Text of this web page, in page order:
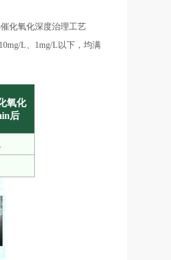
化氧化深度治理工艺
L、1mg/L以下，均满
氧化
后